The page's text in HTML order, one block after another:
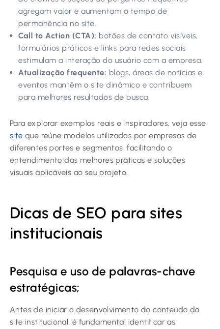
agregam valor e aumentam o tempo de
permanência no site.
Call to Action (CTA): botões de contato visíveis,
formulários práticos e links para redes sociais
estimulam a interação do usuário com a empresa.
Atualização frequente: blogs, áreas de notícias e
eventos mantêm o site dinâmico e contribuem
para melhores resultados de busca.
Para explorar exemplos reais e inspiradores, veja esse
site que reúne modelos utilizados por empresas de
diferentes portes e segmentos, facilitando o
entendimento das melhores práticas e soluções
visuais aplicáveis ao seu projeto.
Dicas de SEO para sites
institucionais
Pesquisa e uso de palavras-chave
estratégicas;
Antes de iniciar o desenvolvimento do conteúdo do
site institucional, é fundamental identificar as